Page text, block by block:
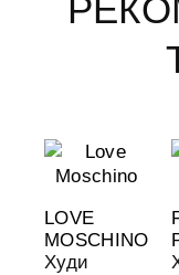
LOVE
MOSCHINO
Худи